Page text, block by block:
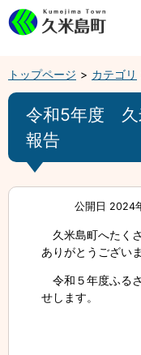
トップページ カテゴリ
令和5年度 久
報告
公開日 2024
久米島町へたく
ありがとうございま
令和５年度ふる
せします。